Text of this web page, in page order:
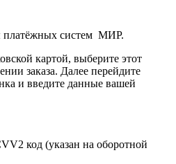
платёжных систем МИР.
картой, выберите этот
заказа. Далее перейдите
и введите данные вашей
код (указан на оборотной